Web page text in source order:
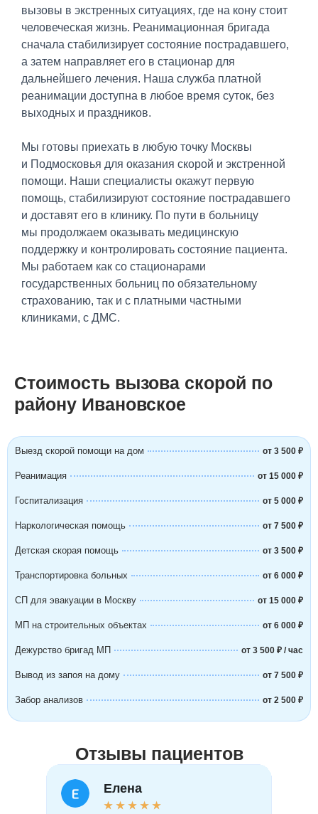
вызовы в экстренных ситуациях, где на кону стоит
человеческая жизнь. Реанимационная бригада
сначала стабилизирует состояние пострадавшего,
а затем направляет его в стационар для
дальнейшего лечения. Наша служба платной
реанимации доступна в любое время суток, без
выходных и праздников.
Мы готовы приехать в любую точку Москвы
и Подмосковья для оказания скорой и экстренной
помощи. Наши специалисты окажут первую
помощь, стабилизируют состояние пострадавшего
и доставят его в клинику. По пути в больницу
мы продолжаем оказывать медицинскую
поддержку и контролировать состояние пациента.
Мы работаем как со стационарами
государственных больниц по обязательному
страхованию, так и с платными частными
клиниками, с ДМС.
Стоимость вызова скорой по
району Ивановское
Выезд скорой помощи на дом от 3 500 ₽
Реанимация от 15 000 ₽
Госпитализация от 5 000 ₽
Наркологическая помощь от 7 500 ₽
Детская скорая помощь от 3 500 ₽
Транспортировка больных от 6 000 ₽
СП для эвакуации в Москву от 15 000 ₽
МП на строительных объектах от 6 000 ₽
Дежурство бригад МП от 3 500 ₽ / час
Вывод из запоя на дому от 7 500 ₽
Забор анализов от 2 500 ₽
Отзывы пациентов
Елена
★ ★ ★ ★ ★